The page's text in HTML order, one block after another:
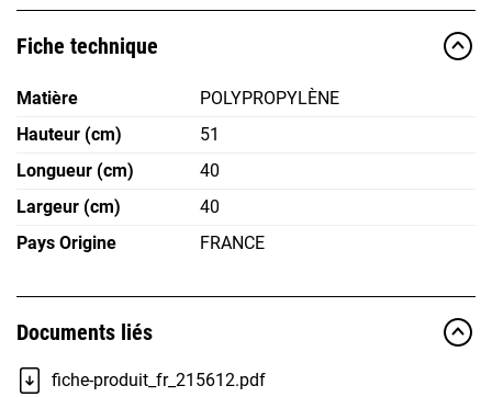
Fiche technique
Matière
POLYPROPYLÈNE
Hauteur (cm)
51
Longueur (cm)
40
Largeur (cm)
40
Pays Origine
FRANCE
Documents liés
fiche-produit_fr_215612.pdf